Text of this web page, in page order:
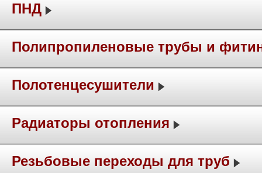
ПНД
Полипропиленовые трубы и
Полотенцесушители
Радиаторы отопления
Резьбовые переходы для труб